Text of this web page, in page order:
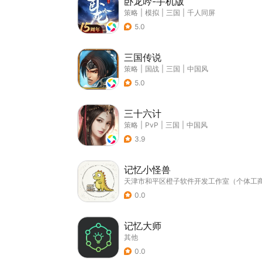
策略 模拟 三国
千人同屏
5.0
三国传说
策略 国战 三国
中国风
5.0
三十六计
策略 PvP 三国
中国风
3.9
记忆小怪兽
天津市和平区橙子软件开发工作室（个体工
0.0
记忆大师
其他
0.0